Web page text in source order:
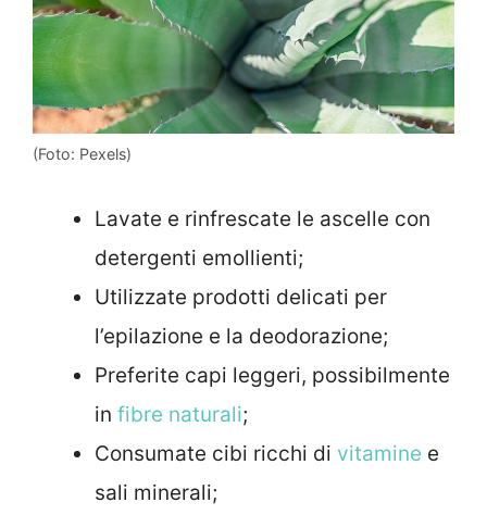
(Foto: Pexels)
Lavate e rinfrescate le ascelle con
detergenti emollienti;
Utilizzate prodotti delicati per
l’epilazione e la deodorazione;
Preferite capi leggeri, possibilmente
in fibre naturali;
Consumate cibi ricchi di vitamine e
sali minerali;